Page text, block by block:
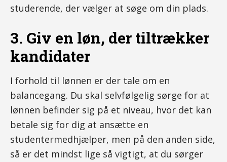
studerende, der vælger at søge om din plads.
3. Giv en løn, der tiltrækker
kandidater
I forhold til lønnen er der tale om en
balancegang. Du skal selvfølgelig sørge for at
lønnen befinder sig på et niveau, hvor det kan
betale sig for dig at ansætte en
studentermedhjælper, men på den anden side,
så er det mindst lige så vigtigt, at du sørger